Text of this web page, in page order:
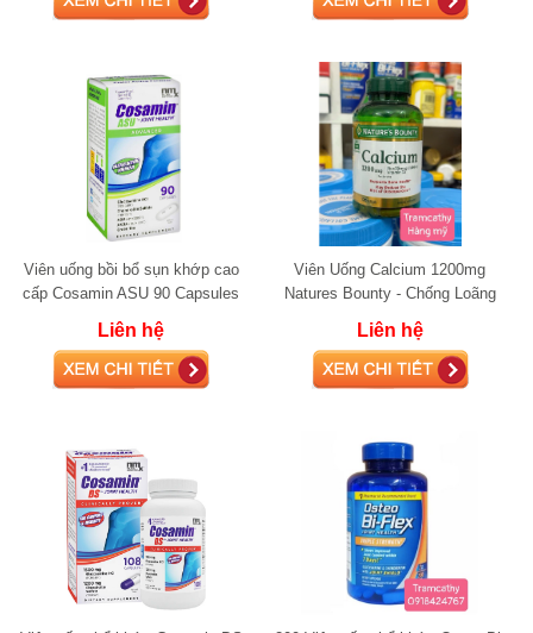
Viên uống bồi bổ sụn khớp cao
cấp Cosamin ASU 90 Capsules
glucosamine
Liên hệ
Viên Uống Calcium 1200mg
Natures Bounty - Chống Loãng
Xương
Liên hệ